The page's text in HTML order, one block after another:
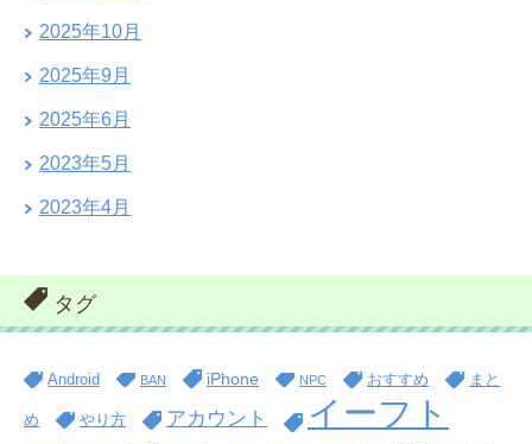
2025年10月
2025年9月
2025年6月
2023年5月
2023年4月
タグ
Android BAN iPhone NPC おすすめ まと
め やり方 アカウント イーフト